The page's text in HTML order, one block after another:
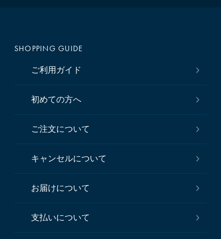
SHOPPING GUIDE
ご利用ガイド
初めての方へ
ご注文について
キャンセルについて
お届けについて
支払いについて